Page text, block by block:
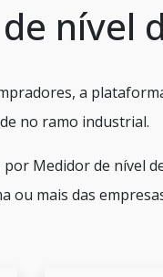
nível
a
no ramo industrial.
Medidor de nível
ou mais das